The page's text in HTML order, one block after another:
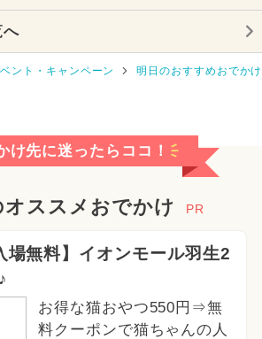
ベント
ベント
イベント
イベント
イベント
ベント
ベント
へ
ント・キャンペーン 明日のおすすめおでかけ
け先に迷ったらココ！
オススメおでかけ PR
場無料】イオンモール羽生2
お得な猫おやつ550円⇒無
料クーポンで猫ちゃんの人